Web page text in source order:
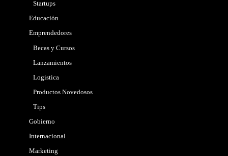
Startups
Educación
Emprendedores
Becas y Cursos
Lanzamientos
Logistica
Productos Novedosos
Tips
Gobierno
Internacional
Marketing